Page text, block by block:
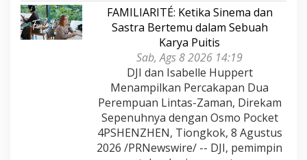
FAMILIARITÉ: Ketika Sinema dan
Sastra Bertemu dalam Sebuah
Karya Puitis
Sab, Ags 8 2026 14:19
DJI dan Isabelle Huppert
Menampilkan Percakapan Dua
Perempuan Lintas-Zaman, Direkam
Sepenuhnya dengan Osmo Pocket
4PSHENZHEN, Tiongkok, 8 Agustus
2026 /PRNewswire/ -- DJI, pemimpin